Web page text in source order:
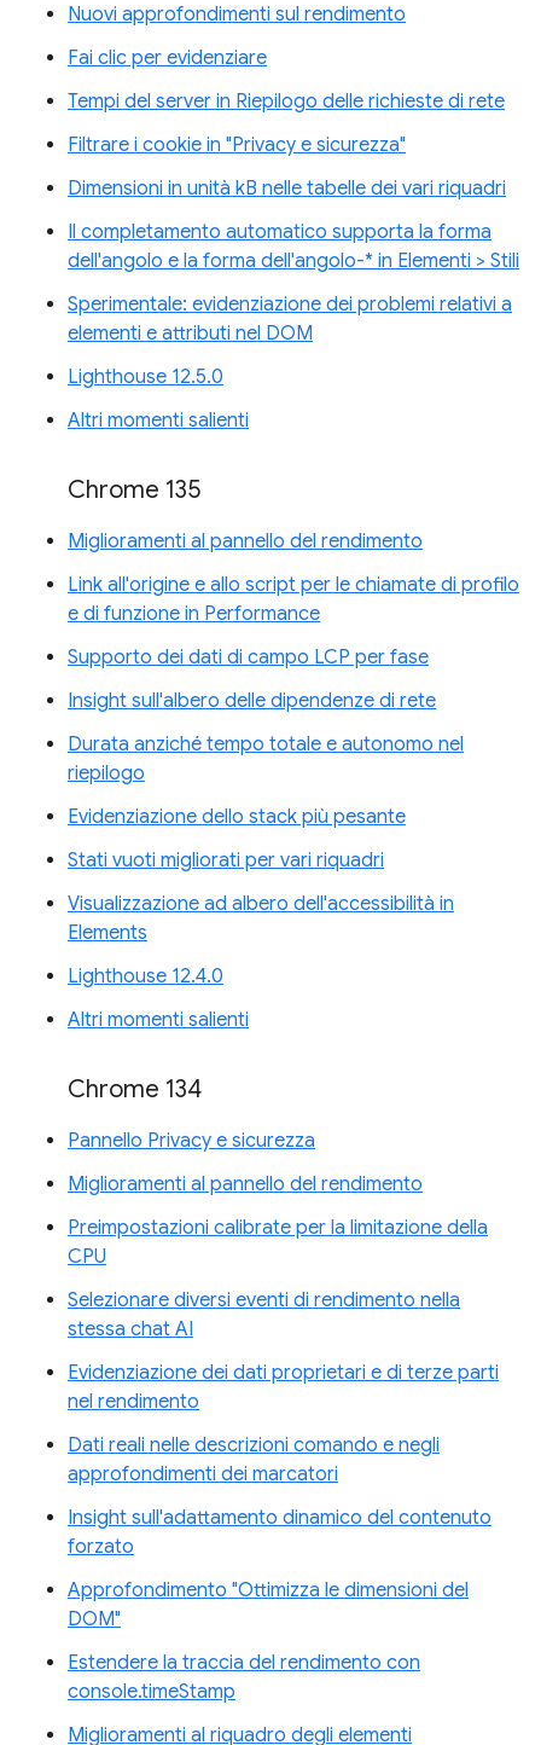
Nuovi approfondimenti sul rendimento
Fai clic per evidenziare
Tempi del server in Riepilogo delle richieste di rete
Filtrare i cookie in "Privacy e sicurezza"
Dimensioni in unità kB nelle tabelle dei vari riquadri
Il completamento automatico supporta la forma
dell'angolo e la forma dell'angolo-* in Elementi > Stili
Sperimentale: evidenziazione dei problemi relativi a
elementi e attributi nel DOM
Lighthouse 12.5.0
Altri momenti salienti
Chrome 135
Miglioramenti al pannello del rendimento
Link all'origine e allo script per le chiamate di profilo
e di funzione in Performance
Supporto dei dati di campo LCP per fase
Insight sull'albero delle dipendenze di rete
Durata anziché tempo totale e autonomo nel
riepilogo
Evidenziazione dello stack più pesante
Stati vuoti migliorati per vari riquadri
Visualizzazione ad albero dell'accessibilità in
Elements
Lighthouse 12.4.0
Altri momenti salienti
Chrome 134
Pannello Privacy e sicurezza
Miglioramenti al pannello del rendimento
Preimpostazioni calibrate per la limitazione della
CPU
Selezionare diversi eventi di rendimento nella
stessa chat AI
Evidenziazione dei dati proprietari e di terze parti
nel rendimento
Dati reali nelle descrizioni comando e negli
approfondimenti dei marcatori
Insight sull'adattamento dinamico del contenuto
forzato
Approfondimento "Ottimizza le dimensioni del
DOM"
Estendere la traccia del rendimento con
console.timeStamp
Miglioramenti al riquadro degli elementi